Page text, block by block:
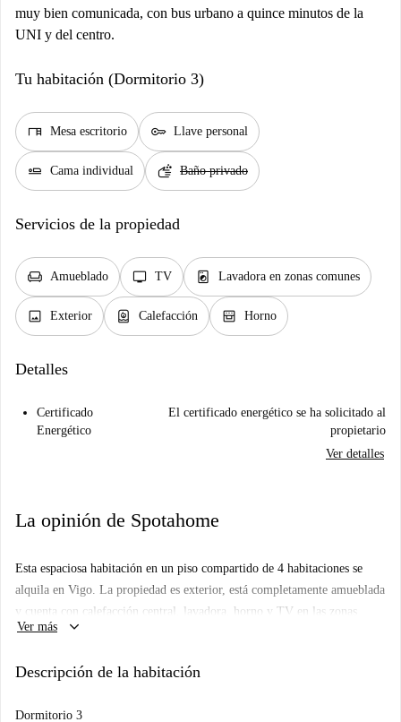
muy bien comunicada, con bus urbano a quince minutos de la
UNI y del centro.
Tu habitación (Dormitorio 3)
desk Mesa escritorio key Llave personal
airline_seat_flat Cama individual soap Baño privado
Servicios de la propiedad
chair Amueblado tv TV local_laundry_service Lavadora en zonas comunes
image Exterior water_heater Calefacción oven_gen Horno
Detalles
Certificado
Energético
El certificado energético se ha solicitado al
propietario
Ver detalles
La opinión de Spotahome
Esta espaciosa habitación en un piso compartido de 4 habitaciones se
alquila en Vigo. La propiedad es exterior, está completamente amueblada
y cuenta con calefacción central, lavadora, horno y TV en las zonas
comunes. El wifi y todos los gastos (agua, luz y gas) están incluidos, lo
profesionales y estudiantes, pero no para parejas ni familias. Se permite
Ver más keyboard_arrow_down
Descripción de la habitación
Dormitorio 3